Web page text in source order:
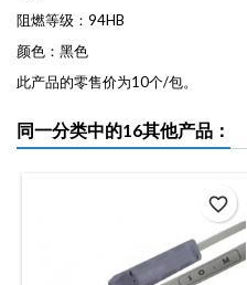
阻燃等级：94HB
颜色：黑色
此产品的零售价为10个/包。
同一分类中的16其他产品：
favorite_border